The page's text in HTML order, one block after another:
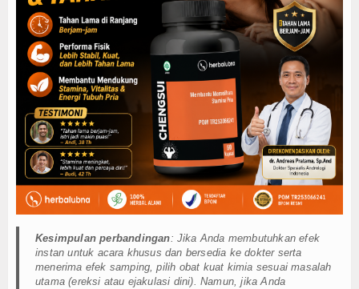
Kesimpulan perbandingan: Jika Anda membutuhkan efek
instan untuk acara khusus dan bersedia ke dokter serta
menerima efek samping, pilih obat kuat kimia sesuai masalah
utama (ereksi atau ejakulasi dini). Namun, jika Anda